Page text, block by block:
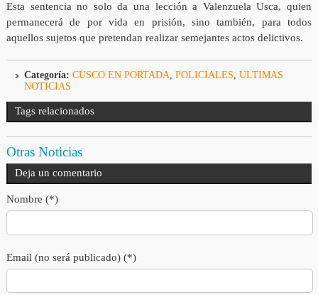
Esta sentencia no solo da una lección a Valenzuela Usca, quien
permanecerá de por vida en prisión, sino también, para todos
aquellos sujetos que pretendan realizar semejantes actos delictivos.
Categoría: CUSCO EN PORTADA, POLICIALES, ULTIMAS
NOTICIAS
Tags relacionados
Otras Noticias
Deja un comentario
Nombre (*)
Email (no será publicado) (*)